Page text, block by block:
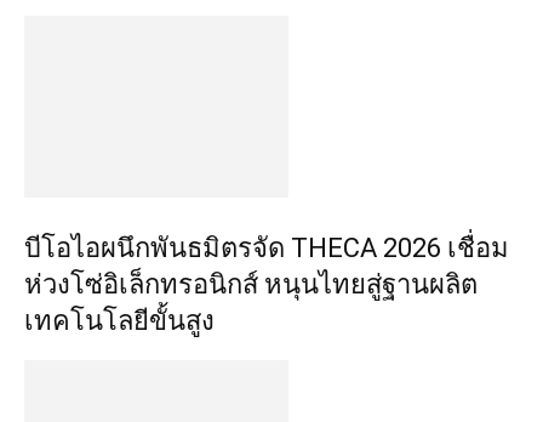
บีโอไอผนึกพันธมิตรจัด THECA 2026 เชื่อม
ห่วงโซ่อิเล็กทรอนิกส์ หนุนไทยสู่ฐานผลิต
เทคโนโลยีขั้นสูง